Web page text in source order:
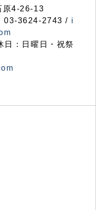
4-26-13
03-3624-2743 / i
：日曜日・祝祭